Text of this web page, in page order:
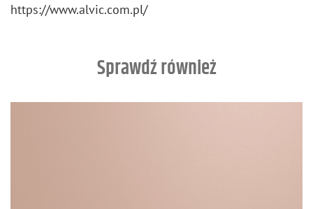
https://​www.​alvic.​com.​pl/
Sprawdź również